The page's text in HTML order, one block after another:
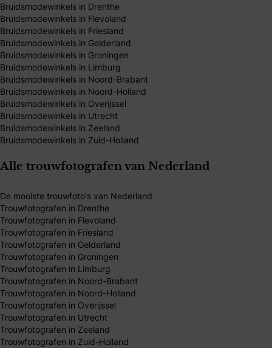
Bruidsmodewinkels in Drenthe
Bruidsmodewinkels in Flevoland
Bruidsmodewinkels in Friesland
Bruidsmodewinkels in Gelderland
Bruidsmodewinkels in Groningen
Bruidsmodewinkels in Limburg
Bruidsmodewinkels in Noord-Brabant
Bruidsmodewinkels in Noord-Holland
Bruidsmodewinkels in Overijssel
Bruidsmodewinkels in Utrecht
Bruidsmodewinkels in Zeeland
Bruidsmodewinkels in Zuid-Holland
Alle trouwfotografen van Nederland
De mooiste trouwfoto's van Nederland
Trouwfotografen in Drenthe
Trouwfotografen in Flevoland
Trouwfotografen in Friesland
Trouwfotografen in Gelderland
Trouwfotografen in Groningen
Trouwfotografen in Limburg
Trouwfotografen in Noord-Brabant
Trouwfotografen in Noord-Holland
Trouwfotografen in Overijssel
Trouwfotografen in Utrecht
Trouwfotografen in Zeeland
Trouwfotografen in Zuid-Holland